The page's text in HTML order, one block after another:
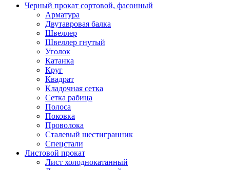
Черный прокат сортовой, фасонный
Арматура
Двутавровая балка
Швеллер
Швеллер гнутый
Уголок
Катанка
Круг
Квадрат
Кладочная сетка
Сетка рабица
Полоса
Поковка
Проволока
Сталевый шестигранник
Спецстали
Листовой прокат
Лист холоднокатанный